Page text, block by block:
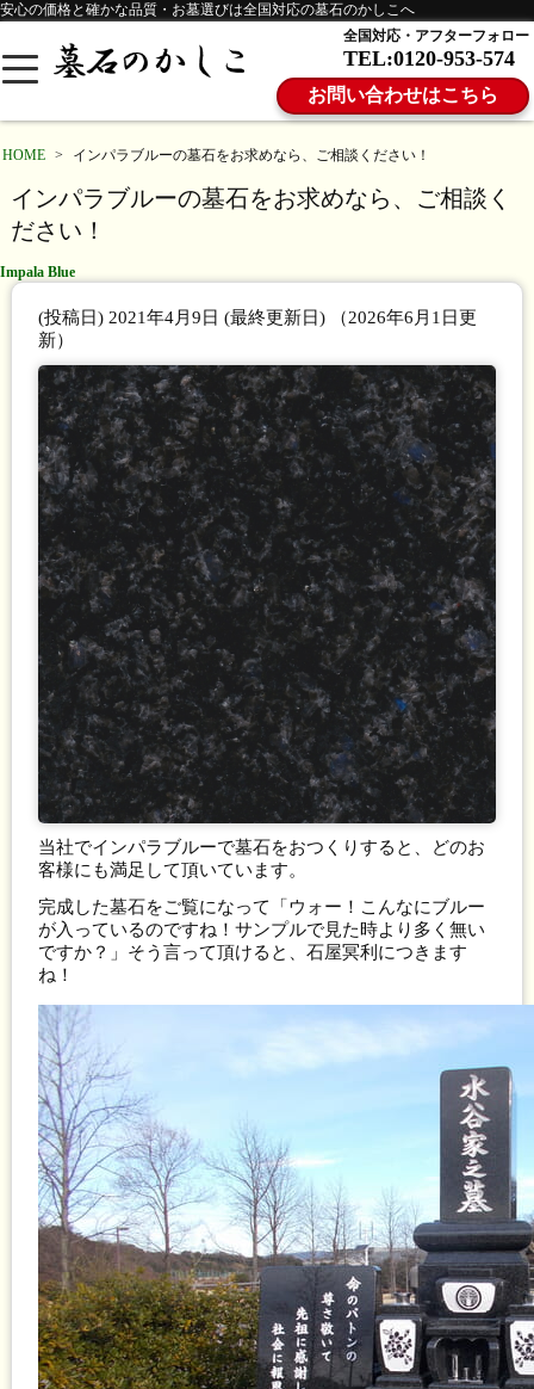
安心の価格と確かな品質・お墓選びは全国対応の墓石のかしこへ
全国対応・アフターフォロー
TEL:0120-953-574
お問い合わせはこちら
HOME > インパラブルーの墓石をお求めなら、ご相談ください！
インパラブルーの墓石をお求めなら、ご相談く
ださい！
Impala Blue
(投稿日) 2021年4月9日(最終更新日)
（2026年6月1日更
新）
当社でインパラブルーで墓石をおつくりすると、どのお
客様にも満足して頂いています。
完成した墓石をご覧になって「ウォー！こんなにブルー
が入っているのですね！サンプルで見た時より多く無い
ですか？」そう言って頂けると、石屋冥利につきます
ね！